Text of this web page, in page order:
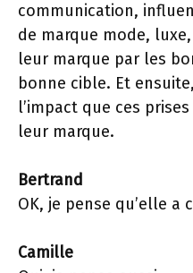
communication,
de marque mode,
leur marque par les
bonne cible. Et
l’impact que ces
leur marque.
Bertrand
OK, je pense qu’elle a
Camille